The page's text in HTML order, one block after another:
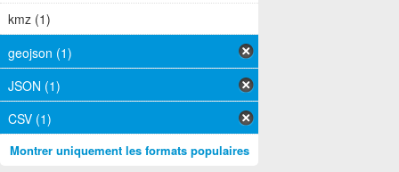
kmz (1)
geojson (1)
JSON (1)
CSV (1)
Montrer uniquement les formats populaires